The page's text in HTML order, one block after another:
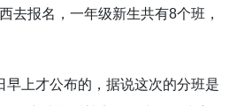
去报名，一年级新生共有8个班，
早上才公布的，据说这次的分班是